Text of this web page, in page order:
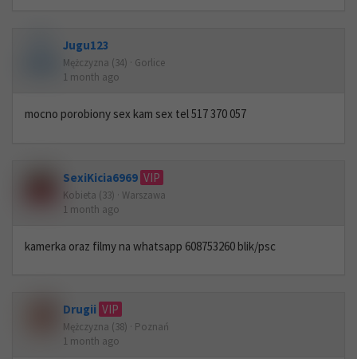
Jugu123
Mężczyzna (34) · Gorlice
1 month ago
mocno porobiony sex kam sex tel 517 370 057
SexiKicia6969 VIP
Kobieta (33) · Warszawa
1 month ago
kamerka oraz filmy na whatsapp 608753260 blik/psc
Drugii VIP
Mężczyzna (38) · Poznań
1 month ago